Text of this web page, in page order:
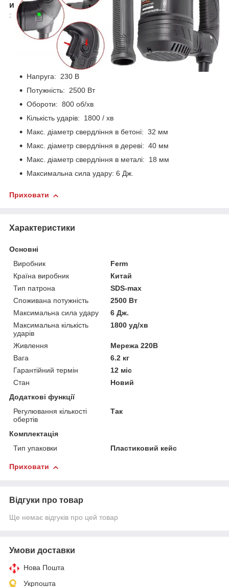
и
:
Напруга: 230 В
Потужність: 2500 Вт
Обороти: 800 об/хв
Кількість ударів: 1800 / хв
Макс. діаметр свердління в бетоні: 32 мм
Макс. діаметр свердління в дереві: 40 мм
Макс. діаметр свердління в металі: 18 мм
Максимальна сила удару: 6 Дж.
Приховати
Характеристики
Основні
Виробник
Ferm
Країна виробник
Китай
Тип патрона
SDS-max
Споживана потужність
2500 Вт
Максимальна сила удару
6 Дж.
Максимальна кількість
ударів
1800 уд/хв
Живлення
Мережа 220В
Вага
6.2 кг
Гарантійний термін
12 міс
Стан
Новий
Додаткові функції
Регулювання кількості
обертів
Так
Комплектація
Тип упаковки
Пластиковий кейс
Приховати
Відгуки про товар
Ще немає відгуків про цей товар
Умови доставки
Нова Пошта
Укрпошта